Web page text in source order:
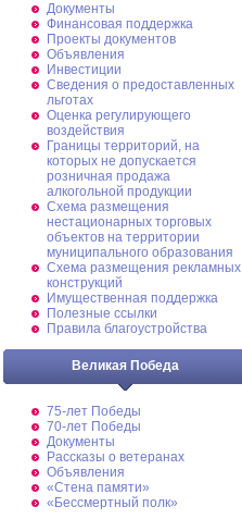
Документы
Финансовая поддержка
Проекты документов
Объявления
Инвестиции
Сведения о предоставленных
льготах
Оценка регулирующего
воздействия
Границы территорий, на
которых не допускается
розничная продажа
алкогольной продукции
Схема размещения
нестационарных торговых
объектов на территории
муниципального образования
Схема размещения рекламных
конструкций
Имущественная поддержка
Полезные ссылки
Правила благоустройства
Великая Победа
75-лет Победы
70-лет Победы
Документы
Рассказы о ветеранах
Объявления
«Стена памяти»
«Бессмертный полк»